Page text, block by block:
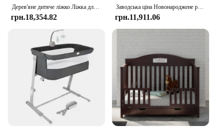
Дерев'яне дитяче ліжко Ліжка для неповнолітніх малюків Люлька Дитяча двоярусна дитяча багатофункціональна дитяча ліжечка Хлопчик Kinderbett Меблі для спальні
грн.18,354.82
Заводська ціна Новонароджене регульоване суперм'яке ліжко дихаюче ліжечко дитяче шезлонг гніздо з піни пам'яті подушка дитячий шезлонг
грн.11,911.06